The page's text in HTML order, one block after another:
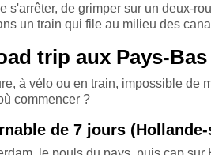
s'arrêter, de grimper sur un deux-
un train qui file au milieu des
trip aux Pays-Bas
à vélo ou en train, impossible de
commencer ?
de 7 jours (Hollande-